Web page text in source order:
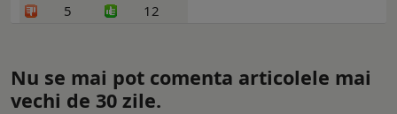
5
12
Nu se mai pot comenta articolele mai
vechi de 30 zile.